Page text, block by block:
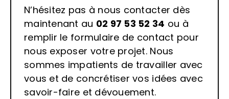
N’hésitez pas à nous contacter dès
maintenant au 02 97 53 52 34 ou à
remplir le formulaire de contact pour
nous exposer votre projet. Nous
sommes impatients de travailler avec
vous et de concrétiser vos idées avec
savoir-faire et dévouement.